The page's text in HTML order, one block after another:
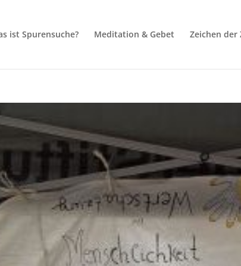
ist Spurensuche? Meditation & Gebet Zeichen der